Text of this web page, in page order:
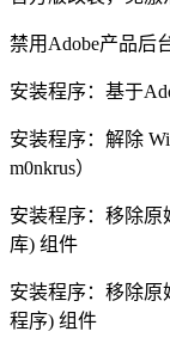
禁用Adobe产品后
安装程序：基于
安装程序：解除
m0nkrus）
安装程序：移除原
库) 组件
安装程序：移除原
程序) 组件